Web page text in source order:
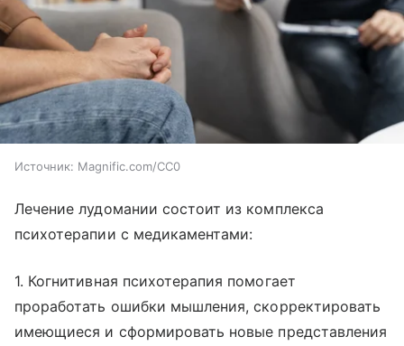
Источник: Magnific.com/CC0
Лечение лудомании состоит из комплекса
психотерапии с медикаментами:
1. Когнитивная психотерапия помогает
проработать ошибки мышления, скорректировать
имеющиеся и сформировать новые представления